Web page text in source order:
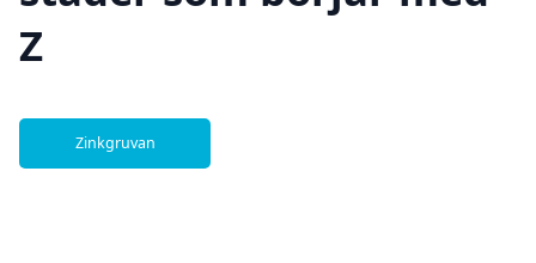
Z
Zinkgruvan